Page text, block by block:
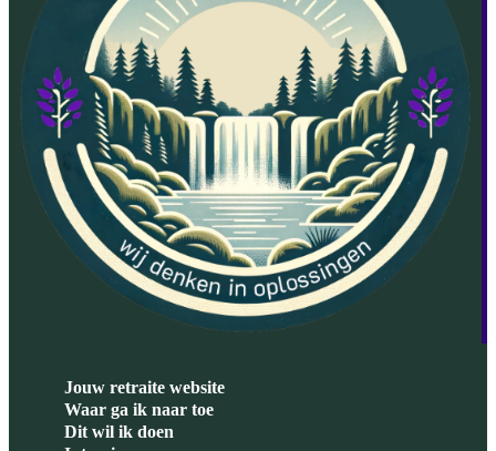
Jouw retraite website
Waar ga ik naar toe
Dit wil ik doen